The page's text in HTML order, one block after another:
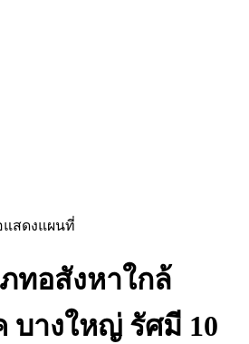
แสดงแผนที่
ทอสังหาใกล้
างใหญ่ รัศมี 10